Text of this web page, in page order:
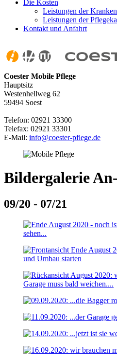
Die Kosten
Leistungen der
Leistungen der
Kontakt und Anfahrt
Coester Mobile Pflege
Hauptsitz
Westenhellweg 62
59494 Soest
Telefon: 02921 33300
Telefax: 02921 33301
E-Mail: info@coester-pflege.de
Bildergalerie
09/20 - 07/21